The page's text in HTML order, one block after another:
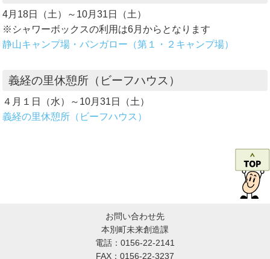
4月18日（土）～10月31日（土）
※シャワーボックスの利用は6月からとなります
静山キャンプ場・バンガロー（第１・２キャンプ場）
義経の里休憩所（ビーフハウス）
４月１日（水）～10月31日（土）
義経の里休憩所（ビーフハウス）
お問い合わせ先
本別町未来創造課
電話：0156-22-2141
FAX：0156-22-3237